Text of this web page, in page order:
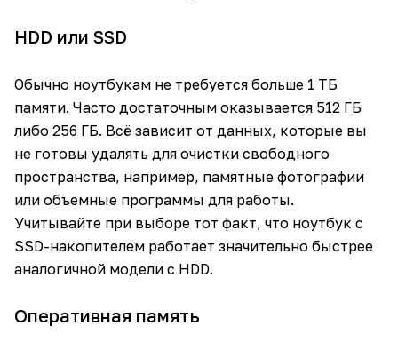
HDD или SSD
Обычно ноутбукам не требуется больше 1 ТБ
памяти. Часто достаточным оказывается 512 ГБ
либо 256 ГБ. Всё зависит от данных, которые вы
не готовы удалять для очистки свободного
пространства, например, памятные фотографии
или объемные программы для работы.
Учитывайте при выборе тот факт, что ноутбук с
SSD-накопителем работает значительно быстрее
аналогичной модели с HDD.
Оперативная память